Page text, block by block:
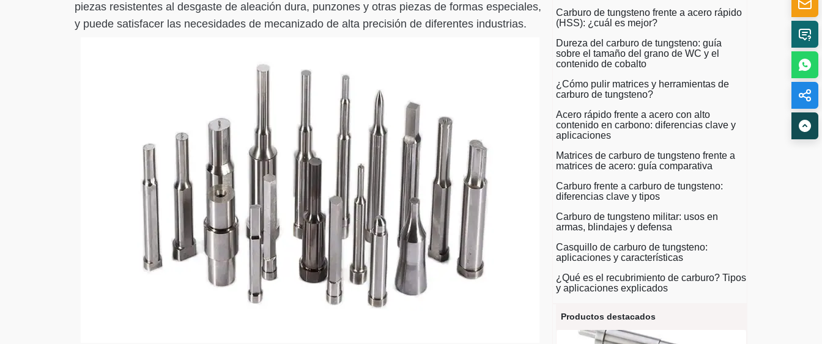
piezas resistentes al desgaste de aleación dura, punzones y otras piezas de formas especiales,
y puede satisfacer las necesidades de mecanizado de alta precisión de diferentes industrias.
Carburo de tungsteno frente a acero rápido
(HSS): ¿cuál es mejor?
Dureza del carburo de tungsteno: guía
sobre el tamaño del grano de WC y el
contenido de cobalto
¿Cómo pulir matrices y herramientas de
carburo de tungsteno?
Acero rápido frente a acero con alto
contenido en carbono: diferencias clave y
aplicaciones
Matrices de carburo de tungsteno frente a
matrices de acero: guía comparativa
Carburo frente a carburo de tungsteno:
diferencias clave y tipos
Carburo de tungsteno militar: usos en
armas, blindajes y defensa
Casquillo de carburo de tungsteno:
aplicaciones y características
¿Qué es el recubrimiento de carburo? Tipos
y aplicaciones explicados
Productos destacados